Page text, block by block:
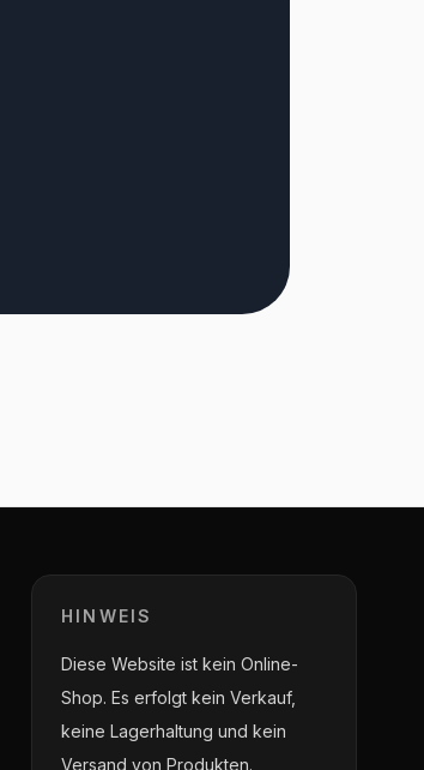
HINWEIS
Diese Website ist kein Online-
Shop. Es erfolgt kein Verkauf,
keine Lagerhaltung und kein
Versand von Produkten.